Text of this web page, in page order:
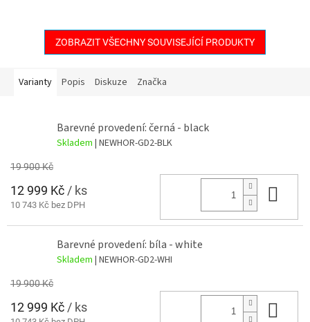
ZOBRAZIT VŠECHNY SOUVISEJÍCÍ PRODUKTY
Varianty Popis Diskuze Značka
Barevné provedení: černá - black
Skladem | NEWHOR-GD2-BLK
19 900 Kč
12 999 Kč/ ks
10 743 Kč bez DPH
Barevné provedení: bíla - white
Skladem | NEWHOR-GD2-WHI
19 900 Kč
12 999 Kč / ks